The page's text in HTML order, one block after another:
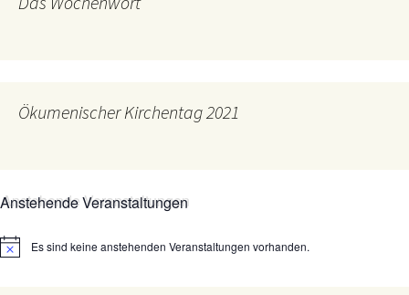
Ökumenischer Kirchentag 2021
Anstehende Veranstaltungen
HinweisEs sind keine anstehenden Veranstaltungen vorhanden.